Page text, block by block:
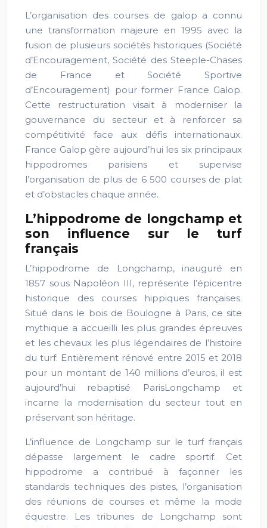
L’organisation des courses de galop a connu
une transformation majeure en 1995 avec la
fusion de plusieurs sociétés historiques (Société
d’Encouragement, Société des Steeple-Chases
de France et Société Sportive
d’Encouragement) pour former France Galop.
Cette restructuration visait à moderniser la
gouvernance du secteur et à renforcer sa
compétitivité face aux défis internationaux.
France Galop gère aujourd’hui les six principaux
hippodromes parisiens et supervise
l’organisation de plus de 6 500 courses de plat
et d’obstacles chaque année.
L’hippodrome de longchamp et
son influence sur le turf
français
L’hippodrome de Longchamp, inauguré en
1857 sous Napoléon III, représente l’épicentre
historique des courses hippiques françaises.
Situé dans le bois de Boulogne à Paris, ce site
mythique a accueilli les plus grandes épreuves
et les chevaux les plus légendaires de l’histoire
du turf. Entièrement rénové entre 2015 et 2018
pour un montant de 140 millions d’euros, il est
aujourd’hui rebaptisé ParisLongchamp et
incarne la modernisation du secteur tout en
préservant son héritage.
L’influence de Longchamp sur le turf français
dépasse largement le cadre sportif. Cet
hippodrome a contribué à façonner les
standards techniques des pistes, l’organisation
des réunions de courses et même la mode
équestre. Les tribunes de Longchamp sont